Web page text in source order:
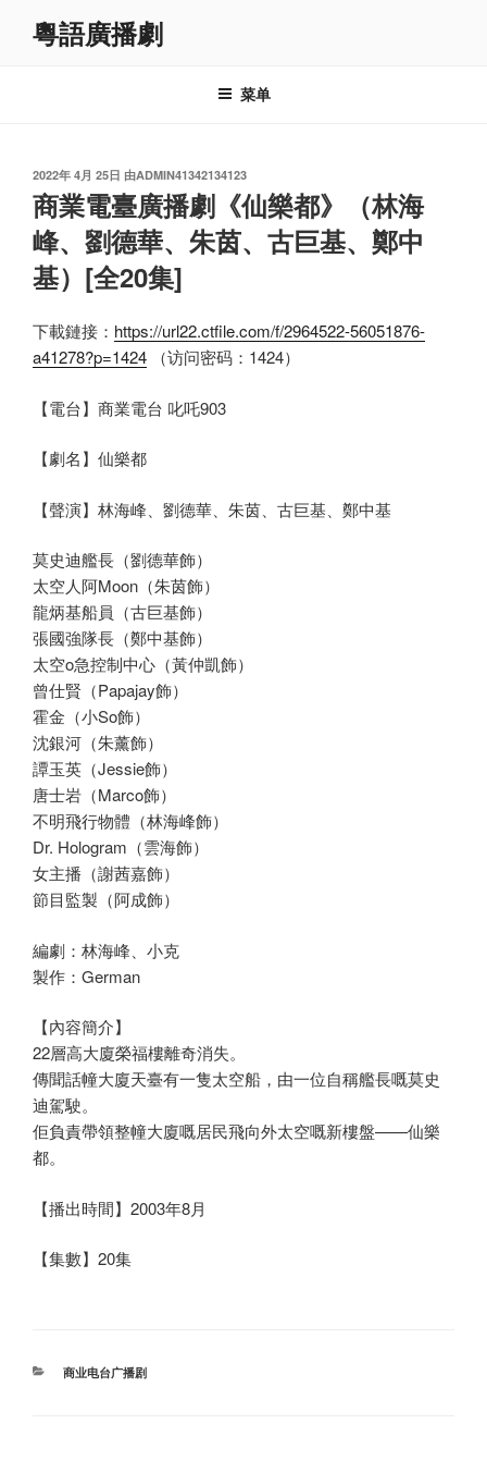
粵語廣播劇
菜单
发
布
于
2022年 4月 25日 由ADMIN41342134123
商業電臺廣播劇《仙樂都》（林海
峰、劉德華、朱茵、古巨基、鄭中
基）[全20集]
下載鏈接： https://url22.ctfile.com/f/2964522-56051876-
a41278?p=1424 （访问密码：1424）
【電台】商業電台 叱吒903
【劇名】仙樂都
【聲演】林海峰、劉德華、朱茵、古巨基、鄭中基
莫史迪艦長（劉德華飾）
太空人阿Moon（朱茵飾）
龍炳基船員（古巨基飾）
張國強隊長（鄭中基飾）
太空o急控制中心（黃仲凱飾）
曾仕賢（Papajay飾）
霍金（小So飾）
沈銀河（朱薰飾）
譚玉英（Jessie飾）
唐士岩（Marco飾）
不明飛行物體（林海峰飾）
Dr. Hologram（雲海飾）
女主播（謝茜嘉飾）
節目監製（阿成飾）
編劇：林海峰、小克
製作：German
【內容簡介】
22層高大廈榮福樓離奇消失。
傳聞話幢大廈天臺有一隻太空船，由一位自稱艦長嘅莫史
迪駕駛。
佢負責帶領整幢大廈嘅居民飛向外太空嘅新樓盤——仙樂
都。
【播出時間】2003年8月
【集數】20集
分
商业电台广播剧